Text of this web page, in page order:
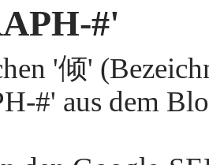
#'
'倾'
#' aus dem